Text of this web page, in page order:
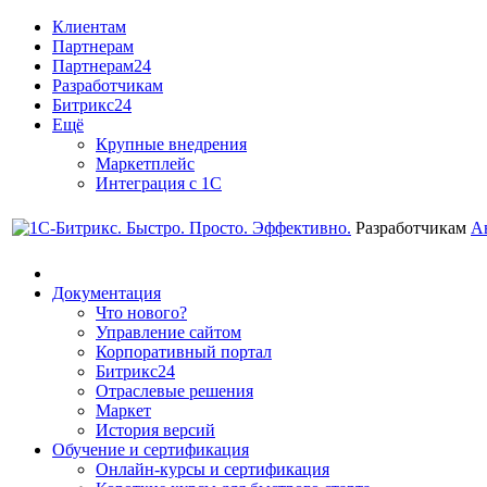
Клиентам
Партнерам
Партнерам24
Разработчикам
Битрикс24
Ещё
Крупные внедрения
Маркетплейс
Интеграция с 1С
Разработчикам
Документация
Что нового?
Управление сайтом
Корпоративный портал
Битрикс24
Отраслевые решения
Маркет
История версий
Обучение и сертификация
Онлайн-курсы и сертификация